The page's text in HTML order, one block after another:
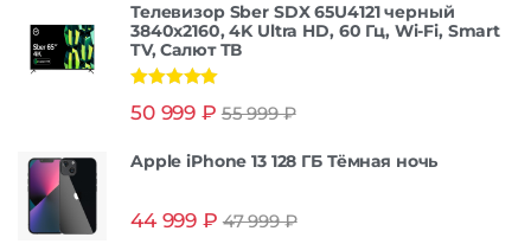
Телевизор Sber SDX 65U4121 черный
3840x2160, 4K Ultra HD, 60 Гц, Wi-Fi, Smart
TV, Салют ТВ
из 5
50 999 ₽ 55 999₽
Apple iPhone 13 128 ГБ Тёмная ночь
44 999 ₽ 47 999₽